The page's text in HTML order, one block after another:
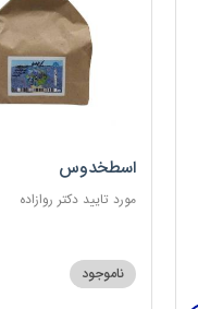
اسطخدوس
مورد تایید دکتر روازاده
ناموجود